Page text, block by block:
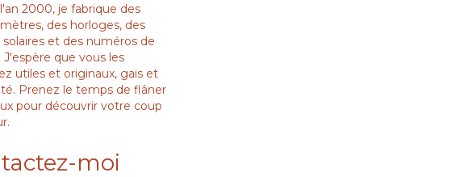
2000, je fabrique des
des horloges, des
solaires et des numéros de
J'espère que vous les
utiles et originaux, gais et
Prenez le temps de flâner
pour découvrir votre coup
moi